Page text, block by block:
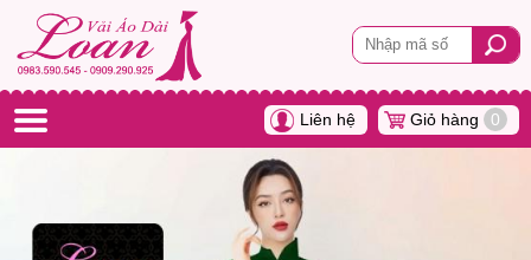
Liên hệ Giỏ hàng 0